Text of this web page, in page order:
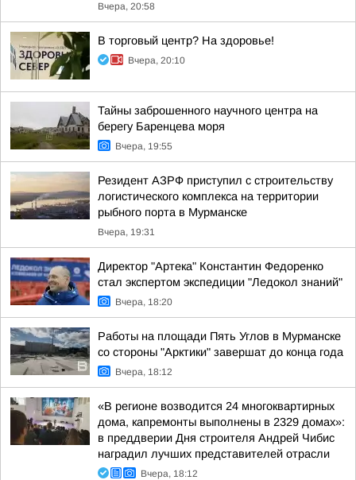
Вчера, 20:58
В торговый центр? На здоровье!
Вчера, 20:10
Тайны заброшенного научного центра на
берегу Баренцева моря
Вчера, 19:55
Резидент АЗРФ приступил с строительству
логистического комплекса на территории
рыбного порта в Мурманске
Вчера, 19:31
Директор "Артека" Константин Федоренко
стал экспертом экспедиции "Ледокол знаний"
Вчера, 18:20
Работы на площади Пять Углов в Мурманске
со стороны "Арктики" завершат до конца года
Вчера, 18:12
«В регионе возводится 24 многоквартирных
дома, капремонты выполнены в 2329 домах»:
в преддверии Дня строителя Андрей Чибис
наградил лучших представителей отрасли
Вчера, 18:12